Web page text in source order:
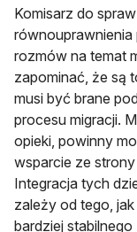
Komisarz do
równouprawnienia
rozmów na temat
zapominać, że są
musi być brane
procesu migracji.
opieki, powinny
wsparcie ze
Integracja tych
zależy od tego,
bardziej